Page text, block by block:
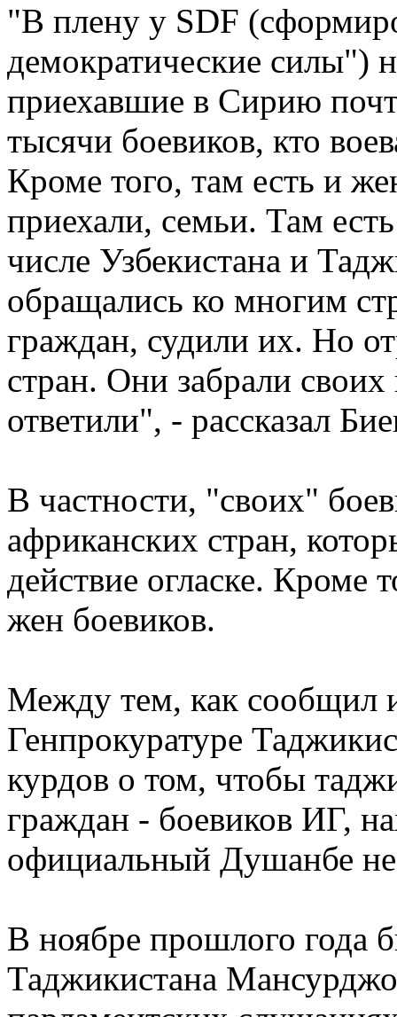
"В плену у SDF
демократические силы")
приехавшие в Сирию
тысячи боевиков, кто
Кроме того, там есть и
приехали, семьи. Там
числе Узбекистана и
обращались ко многим
граждан, судили их. Но
стран. Они забрали
ответили", - рассказал
В частности, "своих"
африканских стран,
действие огласке. Кроме
жен боевиков.
Между тем, как сообщил
Генпрокуратуре
курдов о том, чтобы
граждан - боевиков ИГ,
официальный Душанбе
В ноябре прошлого
Таджикистана